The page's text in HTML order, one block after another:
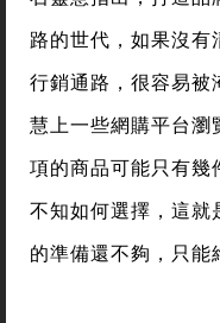
路的世代，如果沒
行銷通路，很容易被
慧上一些網購平台瀏
項的商品可能只有幾
不知如何選擇，這就
的準備還不夠，只能